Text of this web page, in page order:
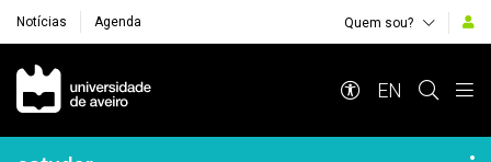
Notícias Agenda Quem sou?
Navegação Principal
EN